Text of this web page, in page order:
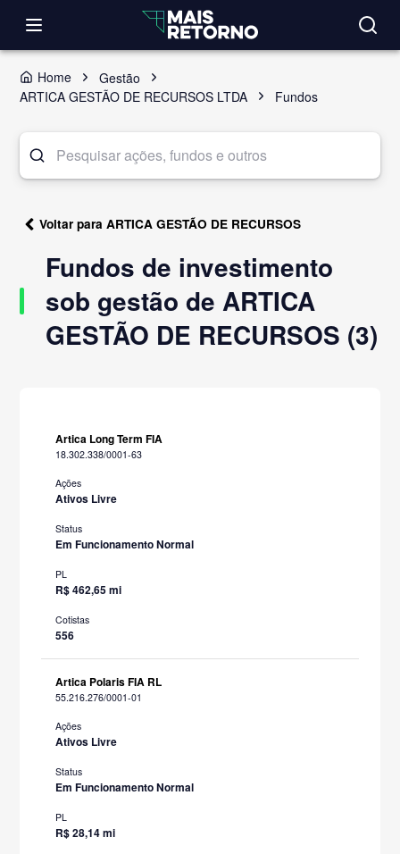
Home
Gestão
ARTICA GESTÃO DE RECURSOS LTDA
Fundos
Voltar para ARTICA GESTÃO DE RECURSOS
Fundos de investimento
sob gestão de ARTICA
GESTÃO DE RECURSOS (3)
Artica Long Term FIA
18.302.338/0001-63
Ações
Ativos Livre
Status
Em Funcionamento Normal
PL
R$ 462,65 mi
Cotistas
556
Artica Polaris FIA RL
55.216.276/0001-01
Ações
Ativos Livre
Status
Em Funcionamento Normal
PL
R$ 28,14 mi